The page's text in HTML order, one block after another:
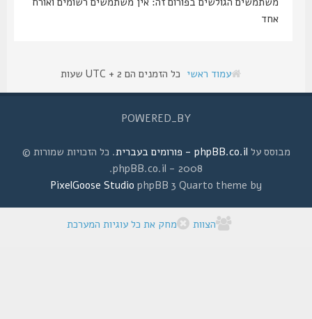
עמוד ראשי כל הזמנים הם UTC + 2 שעות
POWERED_BY
מבוסס עלphpBB.co.il - פורומים בעברית
. כל הזכויות שמורות ©
2008 - phpBB.co.il.
phpBB 3 Quarto theme by
PixelGoose Studio
הצוות מחק את כל עוגיות המערכת